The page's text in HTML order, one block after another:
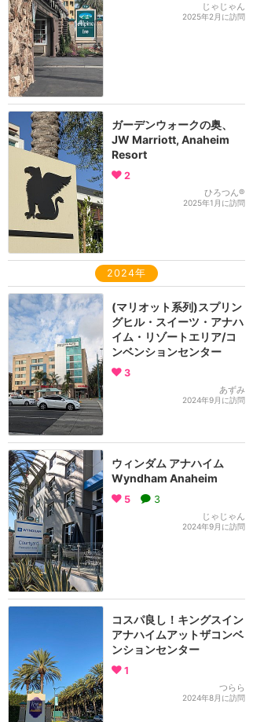
じゃじゃん
2025年2月に訪問
ガーデンウォークの奥、
JW Marriott, Anaheim
Resort
2
ひろつん®
2025年1月に訪問
2024年
(マリオット系列)スプリン
グヒル・スイーツ・アナハ
イム・リゾートエリア/コ
ンベンションセンター
3
あずみ
2024年9月に訪問
ウィンダム アナハイム
Wyndham Anaheim
5 3
じゃじゃん
2024年9月に訪問
コスパ良し！キングスイン
アナハイムアットザコンベ
ンションセンター
1
つらら
2024年8月に訪問